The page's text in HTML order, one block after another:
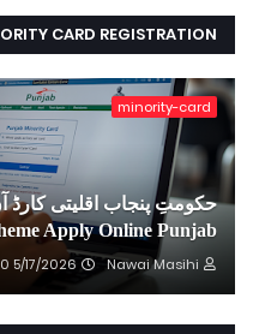
CARD REGISTRATION
minority-card
Apply Online Punjab
Nawai Masihi
5/17/2026 10:42:00 AM